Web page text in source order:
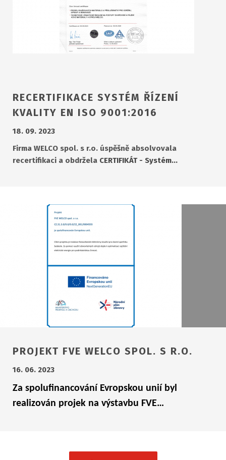
RECERTIFIKACE SYSTÉM ŘÍZENÍ
KVALITY EN ISO 9001:2016
18. 09. 2023
Firma WELCO spol. s r.o. úspěšně absolvovala
recertifikaci a obdržela CERTIFIKÁT - Systém…
PROJEKT FVE WELCO SPOL. S R.O.
16. 06. 2023
Za spolufinancování Evropskou unií byl
realizován projek na výstavbu FVE…